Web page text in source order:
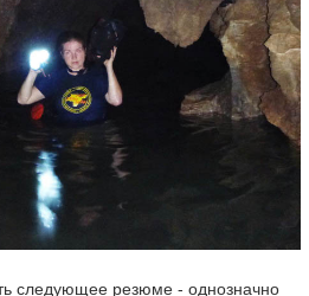
следующее резюме - однозначно